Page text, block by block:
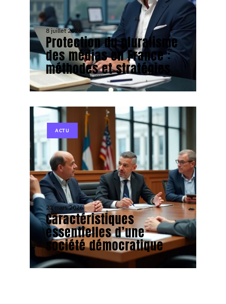
8 juillet 2026
Protection du pluralisme
des médias en France :
méthodes et stratégies
ACTU
21 mars 2026
Caractéristiques
essentielles d’une
société démocratique